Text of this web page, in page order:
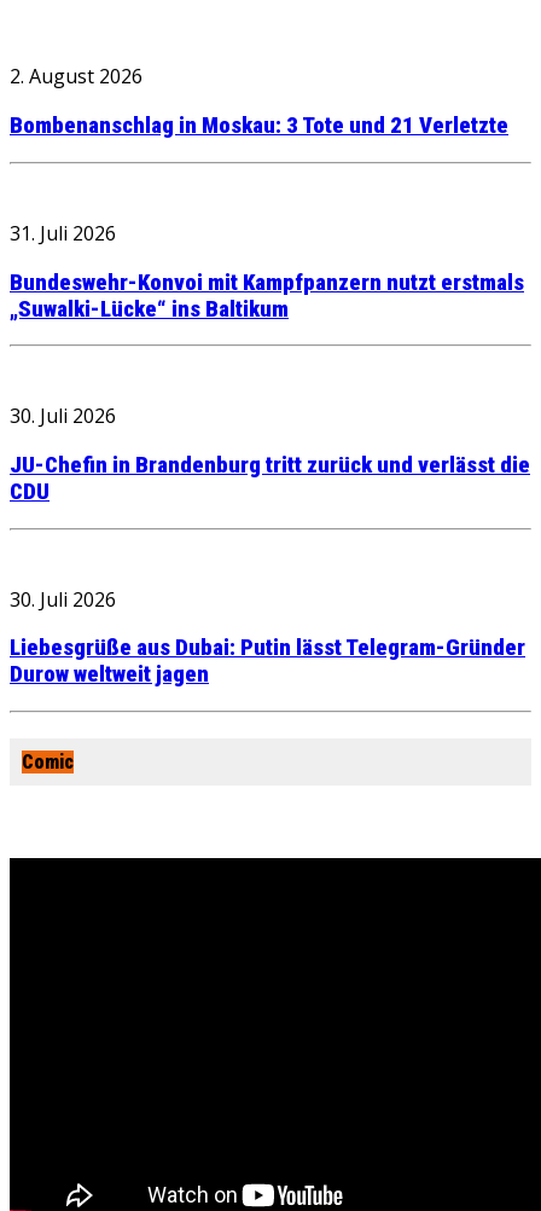
2. August 2026
Bombenanschlag in Moskau: 3 Tote und 21 Verletzte
31. Juli 2026
Bundeswehr-Konvoi mit Kampfpanzern nutzt erstmals
„Suwalki-Lücke“ ins Baltikum
30. Juli 2026
JU-Chefin in Brandenburg tritt zurück und verlässt die
CDU
30. Juli 2026
Liebesgrüße aus Dubai: Putin lässt Telegram-Gründer
Durow weltweit jagen
Comic